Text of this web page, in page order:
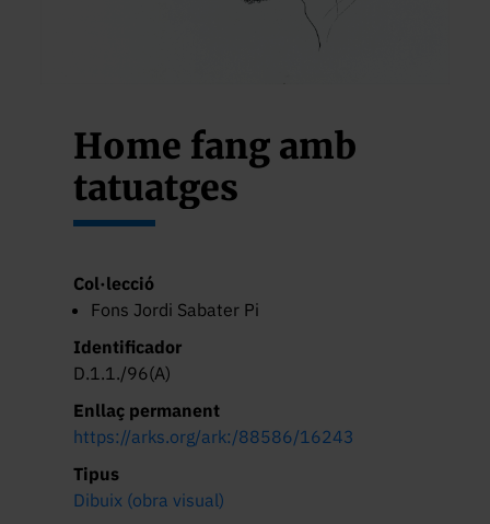
Home fang amb
tatuatges
Col·lecció
Fons Jordi Sabater Pi
Identificador
D.1.1./96(A)
Enllaç permanent
https://arks.org/ark:/88586/16243
Tipus
Dibuix (obra visual)